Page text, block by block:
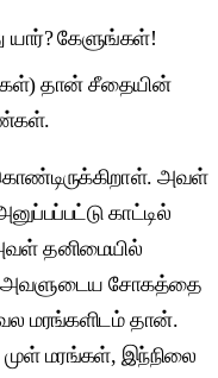
யார்? கேளுங்கள்!
தான் சீதையின்
அவள்
காட்டில்
தனிமையில்
அவளுடைய சோகத்தை
மரங்களிடம் தான்.
மரங்கள், இந்நிலை